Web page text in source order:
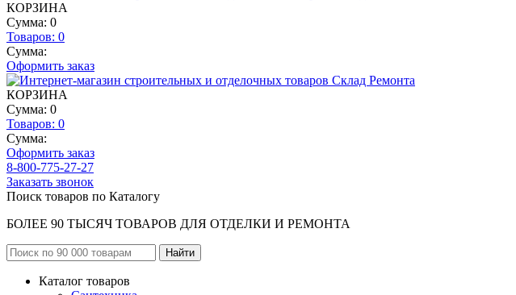
КОРЗИНА
Сумма: 0
Товаров: 0
Сумма:
Оформить заказ
КОРЗИНА
Сумма: 0
Товаров: 0
Сумма:
Оформить заказ
8-800-775-27-27
Заказать звонок
Поиск товаров по Каталогу
БОЛЕЕ 90 ТЫСЯЧ ТОВАРОВ ДЛЯ ОТДЕЛКИ И РЕМОНТА
Каталог товаров